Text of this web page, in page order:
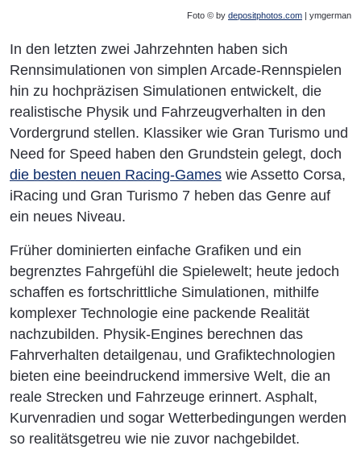
Foto © by depositphotos.com | ymgerman
In den letzten zwei Jahrzehnten haben sich
Rennsimulationen von simplen Arcade-Rennspielen
hin zu hochpräzisen Simulationen entwickelt, die
realistische Physik und Fahrzeugverhalten in den
Vordergrund stellen. Klassiker wie Gran Turismo und
Need for Speed haben den Grundstein gelegt, doch
die besten neuen Racing-Games wie Assetto Corsa,
iRacing und Gran Turismo 7 heben das Genre auf
ein neues Niveau.
Früher dominierten einfache Grafiken und ein
begrenztes Fahrgefühl die Spielewelt; heute jedoch
schaffen es fortschrittliche Simulationen, mithilfe
komplexer Technologie eine packende Realität
nachzubilden. Physik-Engines berechnen das
Fahrverhalten detailgenau, und Grafiktechnologien
bieten eine beeindruckend immersive Welt, die an
reale Strecken und Fahrzeuge erinnert. Asphalt,
Kurvenradien und sogar Wetterbedingungen werden
so realitätsgetreu wie nie zuvor nachgebildet.